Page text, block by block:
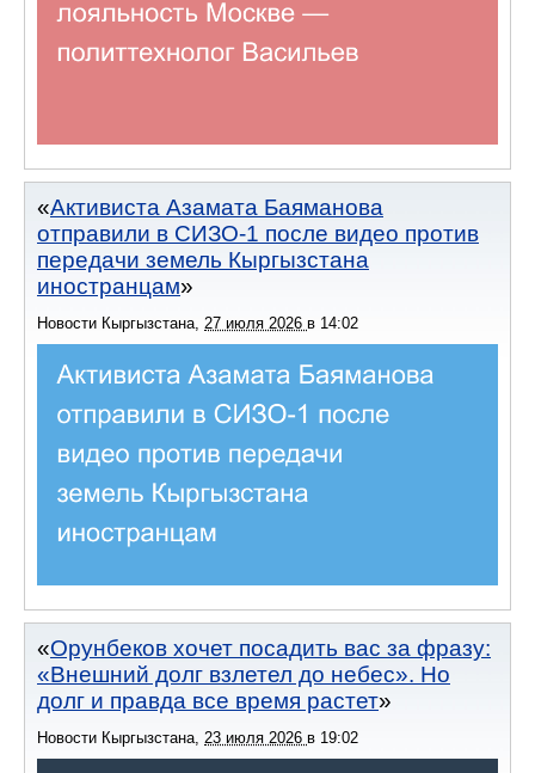
Активиста Азамата Баяманова
отправили в СИЗО-1 после видео против
передачи земель Кыргызстана
иностранцам
Новости Кыргызстана 27 июля 2026 в 14:02
Орунбеков хочет посадить вас за фразу:
«Внешний долг взлетел до небес». Но
долг и правда все время растет
Новости Кыргызстана 23 июля 2026 в 19:02